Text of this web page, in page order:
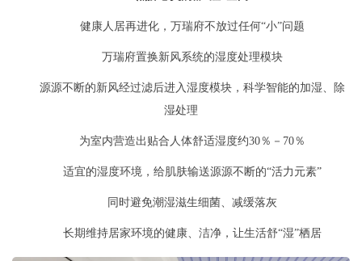
健康人居再进化，万瑞府不放过任何“小”问题
万瑞府置换新风系统的湿度处理模块
源源不断的新风经过滤后进入湿度模块，科学智能的加湿、除
湿处理
为室内营造出贴合人体舒适湿度约30％－70％
适宜的湿度环境，给肌肤输送源源不断的“活力元素”
同时避免潮湿滋生细菌、减缓落灰
长期维持居家环境的健康、洁净，让生活舒“湿”栖居